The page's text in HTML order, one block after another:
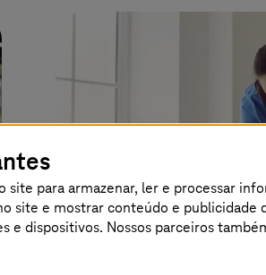
para armazenar, ler e processar
site e mostrar conteúdo e publicidade
e dispositivos. Nossos parceiros